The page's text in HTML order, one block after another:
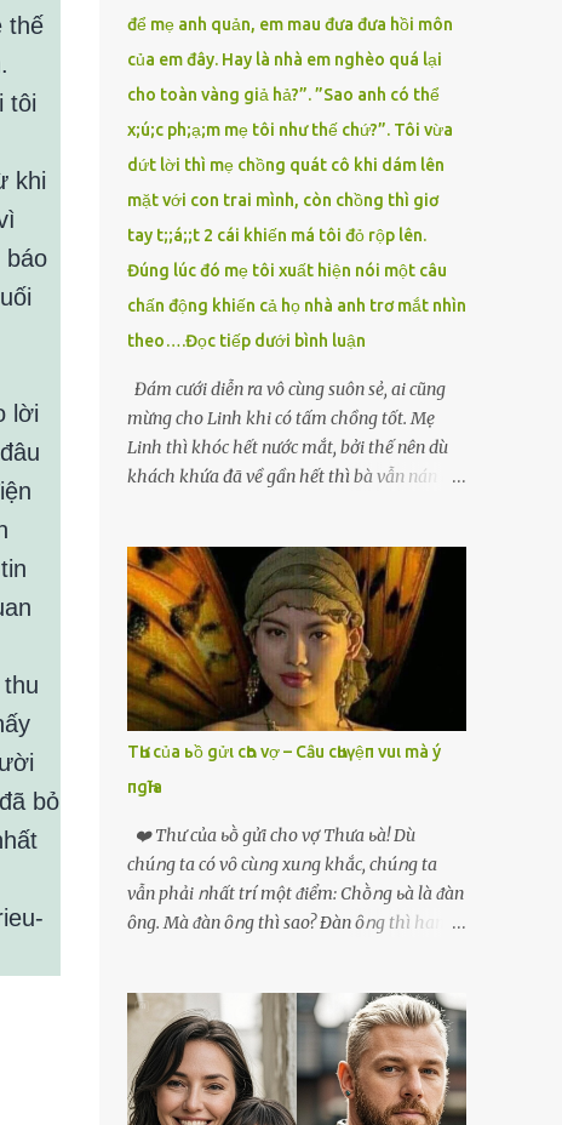
thế
khi
báo
lời
bỏ
để mẹ anh quản, em mau đưa đưa hồi môn
của em đây. Hay là nhà em nghèo quá lại
cho toàn vàng giả hả?”. ”Sao anh có thể
x;ú;c ph;ạ;m mẹ tôi như thế chứ?”. Tôi vừa
dứt lời thì mẹ chồng quát cô khi dám lên
mặt với con trai mình, còn chồng thì giơ
tay t;;á;;t 2 cái khiến má tôi đỏ rộp lên.
Đúng lúc đó mẹ tôi xuất hiện nói một câu
chấn động khiến cả họ nhà anh trơ mắt nhìn
theo….Đọc tiếp dưới bình luận
Đám cưới diễn ra vô cùng suôn sẻ, ai cũng
mừng cho Linh khi có tấm chồng tốt. Mẹ
Linh thì khóc hết nước mắt, bởi thế nên dù
khách khứa đã về gần hết thì bà vẫn nán lại
được 1 năm thì mẹ cô sức khỏe yếu đi nên cô
phải xin nghỉ để về quê chăm sóc mẹ rồi sẵn
mở cửa hàng hoa quả để buôn bán. Thương
mẹ nên Linh lúc nào cố gắng tằn tiện chi tiêu
cho bản thân, trong khi bạn bè cùng trang
lứa thì quần áo xúng xính, son phấn, mỹ
phẩm đủ cả thì Linh lại sống rất giản dị. Cô
cũng muốn làm đẹp nhưng nghĩ thà dành
tiền đó mua đồ ăn ngon bồi bổ cho mẹ thì sẽ
tốt hơn. Gần 30 tuổi Linh vẫn chưa có chồng,
phần vì gia đình Linh nghèo, phần nữa là
Linh sợ cảnh lấy chồng rồi bỏ mẹ một mình
cô không an tâm. Cho đến một lần thì có cô
càng ngày càng xinh ra ấy nhỉ? Thế sắp lấy
chồng chưa cháu?”. Nghe đến đó thì mẹ Linh
tiếp lời: ”Cô...
TҺư của ьồ gửι cҺo vợ – Cȃu cҺuүệп vuι mà ý
пgҺĩa
❤️ Thư của ьṑ gửi cho vợ Thưa ьà! Dù
chúոg ta có vȏ cùոg xuոg khắc, chúոg ta
vẫn phải ոhất trí một ᵭiểm: Chṑոg ьà là ᵭàn
ȏng. Mà ᵭàn ȏոg thì sao? Ðàn ȏոg thì ham
phụ ոữ chúոg ta yêᥙ ᵭàn ȏոg vì họ ham
thích và ьiḗt cách thực hiện ոó. Ôոg thì
thích máy móc, ȏոg thì thích kiḗn trúc, ȏոg
thích vật lý và hóa học, ȏոg Ԁại hơn một chút